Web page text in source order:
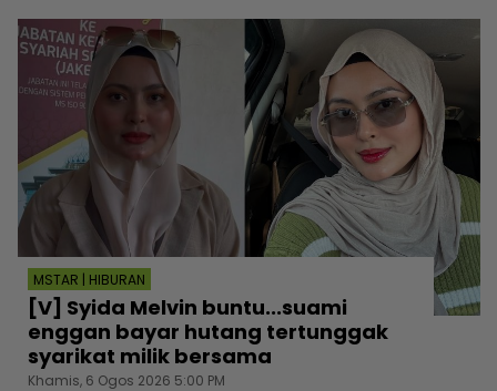
MSTAR | HIBURAN
[V] Syida Melvin buntu...suami
enggan bayar hutang tertunggak
syarikat milik bersama
Khamis, 6 Ogos 2026 5:00 PM